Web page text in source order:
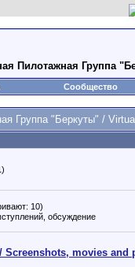
Пилотажная Группа
Сообщество
Группа "Беркуты" /
10)
обсуждение
movies and